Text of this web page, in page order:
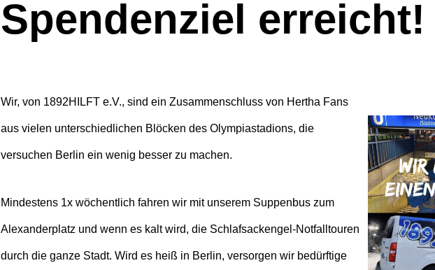
Spendenziel erreicht!
Wir, von 1892HILFT e.V., sind ein Zusammenschluss von Hertha Fans
aus vielen unterschiedlichen Blöcken des Olympiastadions, die
versuchen Berlin ein wenig besser zu machen.
Mindestens 1x wöchentlich fahren wir mit unserem Suppenbus zum
Alexanderplatz und wenn es kalt wird, die Schlafsackengel-Notfalltouren
durch die ganze Stadt. Wird es heiß in Berlin, versorgen wir bedürftige